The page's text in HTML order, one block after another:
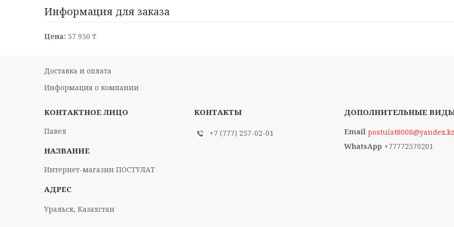
Информация для заказа
Цена: 37 950 ₸
Доставка и оплата
Информация о компании
Павел
Интернет-магазин ПОСТУЛАТ
Уральск, Казахстан
+7 (777) 257-02-01
postulat8008@yandex.kz
+77772570201